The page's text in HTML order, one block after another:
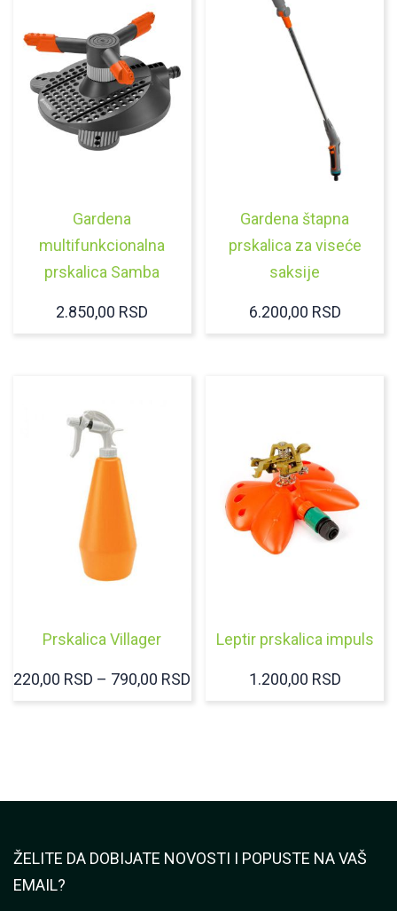
Gardena
multifunkcionalna
prskalica Samba
2.850,00 RSD
Gardena štapna
prskalica za viseće
saksije
6.200,00 RSD
Prskalica Villager
220,00 RSD – 790,00 RSD RASPON
Leptir prskalica impuls
1.200,00 RSD
ŽELITE DA DOBIJATE NOVOSTI I POPUSTE NA VAŠ
EMAIL?